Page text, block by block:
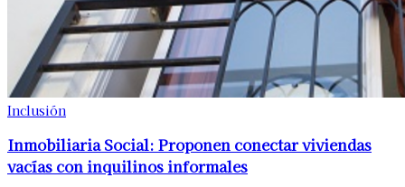
Inclusión
Inmobiliaria Social: Proponen conectar viviendas
vacías con inquilinos informales